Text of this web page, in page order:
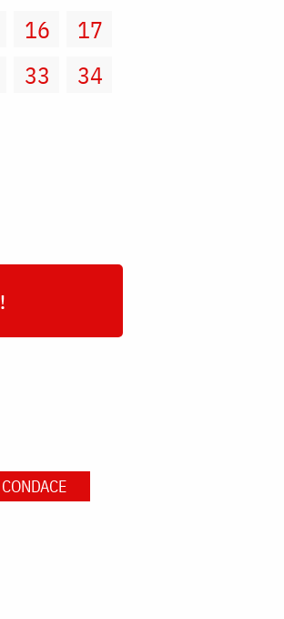
16
17
33
34
!
CONDACE